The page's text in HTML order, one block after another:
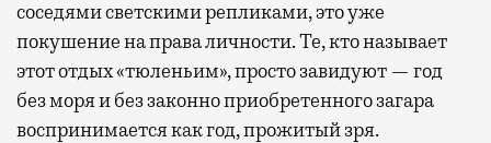
соседями светскими репликами, это уже
покушение на права личности. Те, кто называет
этот отдых «тюленьим», просто завидуют — год
без моря и без законно приобретенного загара
воспринимается как год, прожитый зря.